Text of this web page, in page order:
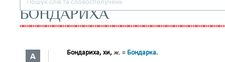
БОНДАРИХА
А Бондариха, хи, ж. = Бондарка.